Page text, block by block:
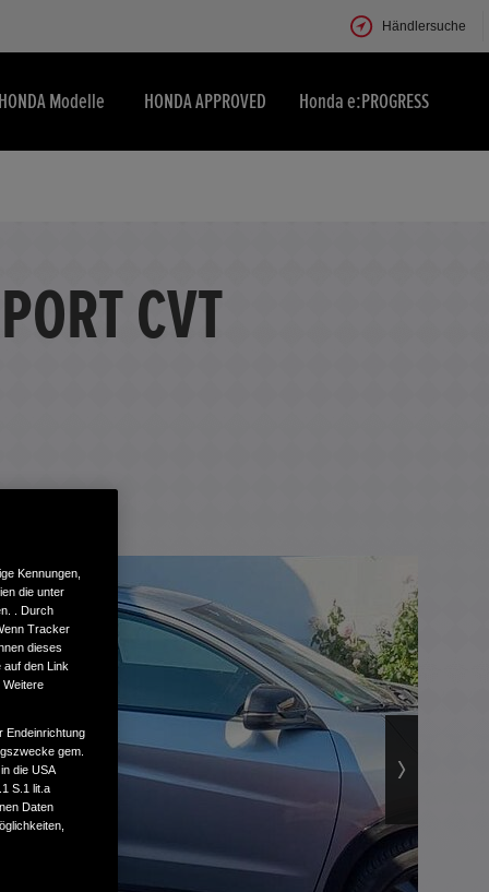
Händlersuche
Modelle HONDA APPROVED Honda e:PROGRESS
CVT
Kennungen,
die unter
. Durch
Tracker
dieses
auf den Link
Weitere
Endeinrichtung
gem.
die USA
S.1 lit.a
Daten